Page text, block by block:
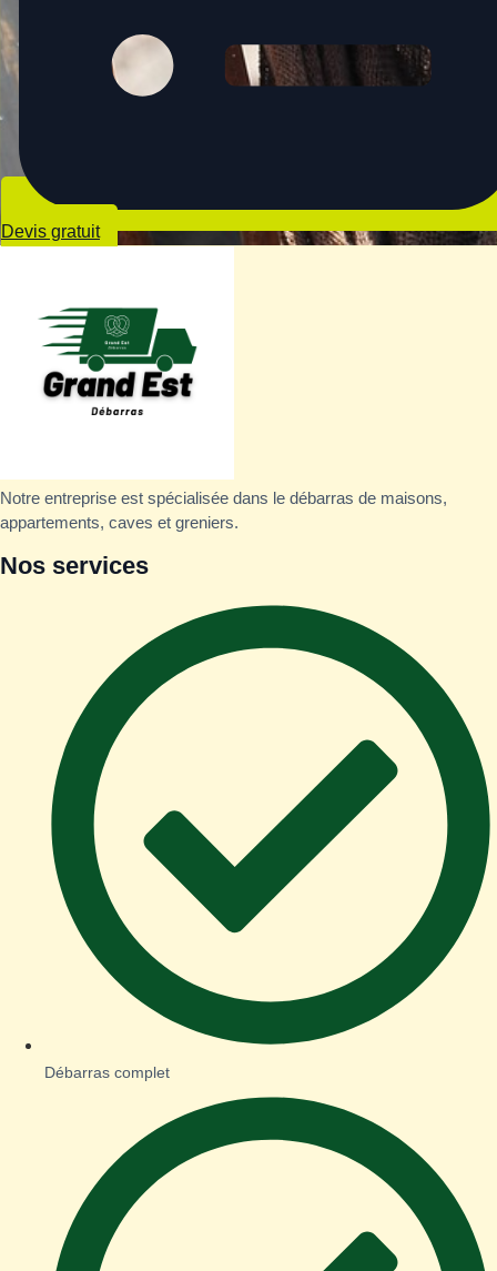
Devis gratuit
Notre entreprise est spécialisée dans le débarras de maisons,
appartements, caves et greniers.
Nos services
Débarras complet